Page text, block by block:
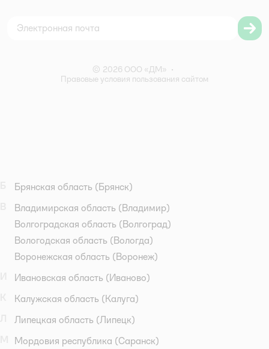
Правила бонусной программы
© 2026 ООО «ДМ» •
Правовые условия пользования сайтом
Брянская область (Брянск)
Владимирская область (Владимир)
Волгоградская область (Волгоград)
Вологодская область (Вологда)
Воронежская область (Воронеж)
Ивановская область (Иваново)
Калужская область (Калуга)
Липецкая область (Липецк)
Мордовия республика (Саранск)